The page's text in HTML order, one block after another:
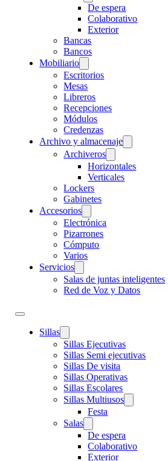
De espera
Colaborativo
Exterior
Bancas
Bancos
Mobiliario
Escritorios
Mesas
Libreros
Recepciones
Módulos
Credenzas
Archivo y almacenaje
Archiveros
Horizontales
Verticales
Lockers
Gabinetes
Accesorios
Electrónica
Pizarrones
Cómputo
Varios
Servicios
Salas de juntas inteligentes
Red de Voz y Datos
Sillas
Sillas Ejecutivas
Sillas Semi ejecutivas
Sillas De visita
Sillas Operativas
Sillas Escolares
Sillas Multiusos
Festa
Salas
De espera
Colaborativo
Exterior